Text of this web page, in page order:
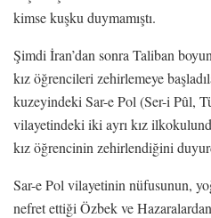
kimse kuşku duymamıştı.
Şimdi İran’dan sonra Taliban
kız öğrencileri zehirlemeye
kuzeyindeki Sar-e Pol (Ser-i Pûl,
vilayetindeki iki ayrı kız
kız öğrencinin zehirlendiğini
Sar-e Pol vilayetinin nüfusunun,
nefret ettiği Özbek ve